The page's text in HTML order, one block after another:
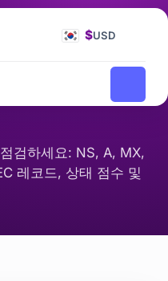
$USD
검하세요: NS, A, MX,
레코드, 상태 점수 및